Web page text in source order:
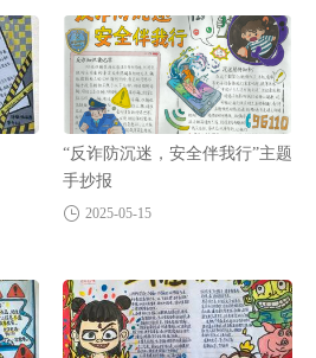
“反诈防沉迷，安全伴我行”主题
手抄报
2025-05-15